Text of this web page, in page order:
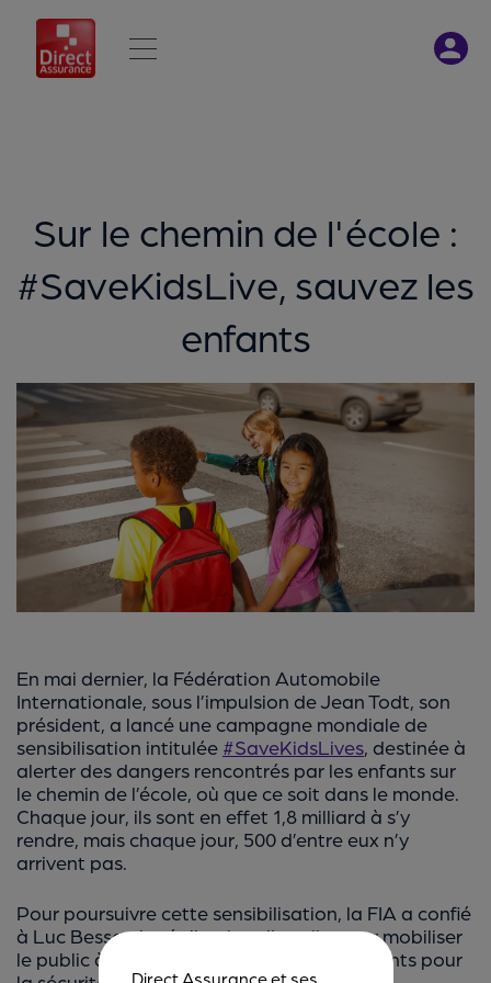
Sur le chemin de l'école :
#SaveKidsLive, sauvez les
enfants
En mai dernier, la Fédération Automobile
Internationale, sous l’impulsion de Jean Todt, son
président, a lancé une campagne mondiale de
sensibilisation intitulée #SaveKidsLives , destinée à
alerter des dangers rencontrés par les enfants sur
le chemin de l’école, où que ce soit dans le monde.
Chaque jour, ils sont en effet 1,8 milliard à s’y
rendre, mais chaque jour, 500 d’entre eux n’y
arrivent pas.
Pour poursuivre cette sensibilisation, la FIA a confié
à Luc Besson la réalisation d’unclippour mobiliser
le public à signer la « Déclaration des enfants pour
Direct Assurance et ses